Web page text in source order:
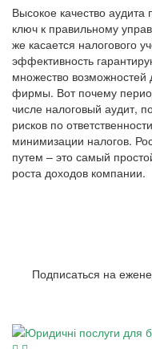
Высокое качество аудита
ключ к правильному
же касается налогового
эффективность
множество возможностей
фирмы. Вот почему
числе налоговый аудит,
рисков по
минимизации налогов.
путем – это самый
роста доходов компании.
Подписаться на